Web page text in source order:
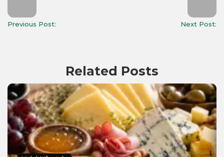
Previous Post: Next Post:
Related Posts